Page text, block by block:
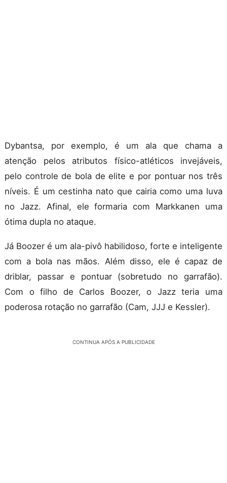
Dybantsa, por exemplo, é um ala que chama a
atenção pelos atributos físico-atléticos invejáveis,
pelo controle de bola de elite e por pontuar nos três
níveis. É um cestinha nato que cairia como uma luva
no Jazz. Afinal, ele formaria com Markkanen uma
ótima dupla no ataque.
Já Boozer é um ala-pivô habilidoso, forte e inteligente
com a bola nas mãos. Além disso, ele é capaz de
driblar, passar e pontuar (sobretudo no garrafão).
Com o filho de Carlos Boozer, o Jazz teria uma
poderosa rotação no garrafão (Cam, JJJ e Kessler).
CONTINUA APÓS A PUBLICIDADE